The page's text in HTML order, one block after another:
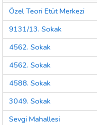
Özel Teori Etüt Merkezi
9131/13. Sokak
4562. Sokak
4562. Sokak
4588. Sokak
3049. Sokak
Sevgi Mahallesi